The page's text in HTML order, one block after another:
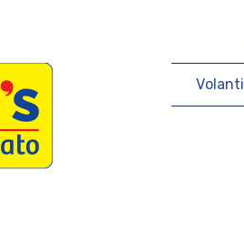
iN's Mercato
Volanti